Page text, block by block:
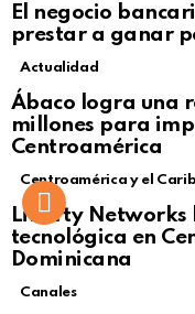
El negocio
prestar a ganar
Actualidad
Ábaco logra una
millones para
Centroamérica
Centroamérica y el
Liberty Networks
tecnológica en
Dominicana
Canales